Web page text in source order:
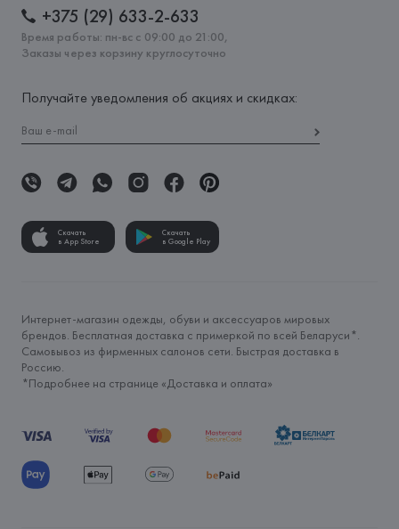
+375 (29) 633-2-633
Время работы: пн-вс с 09:00 до 21:00,
Заказы через корзину круглосуточно
Получайте уведомления об акциях и скидках:
Скачать
в App Store
Скачать
в Google Play
Интернет-магазин одежды, обуви и аксессуаров мировых
брендов. Бесплатная доставка с примеркой по всей Беларуси*.
Самовывоз из фирменных салонов сети. Быстрая доставка в
Россию.
*Подробнее на странице «Доставка и оплата»